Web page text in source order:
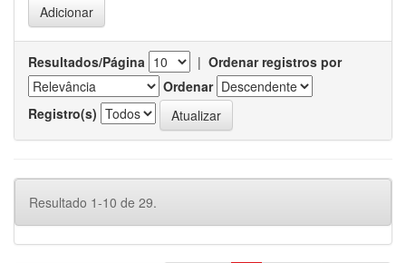
Resultados/Página | Ordenar registros por
Ordenar
Registro(s)
Resultado 1-10 de 29.